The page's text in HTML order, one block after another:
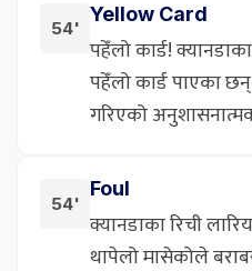
54'
Yellow Card
पहेँलो कार्ड!
पहेँलो कार्ड पाएका
गरिएको
54'
Foul
क्यानडाका रिची
थापेलो मासेकोले